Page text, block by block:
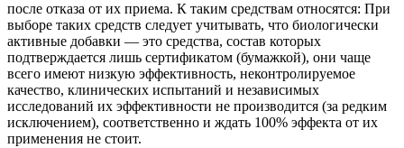
после отказа от их приема. К таким средствам относятся: При
выборе таких средств следует учитывать, что биологически
активные добавки — это средства, состав которых
подтверждается лишь сертификатом (бумажкой), они чаще
всего имеют низкую эффективность, неконтролируемое
качество, клинических испытаний и независимых
исследований их эффективности не производится (за редким
исключением), соответственно и ждать 100% эффекта от их
применения не стоит.